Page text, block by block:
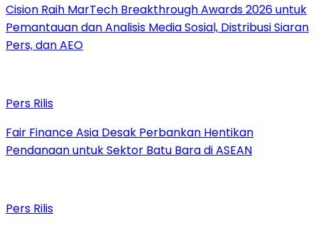
Cision Raih MarTech Breakthrough Awards 2026 untuk
Pemantauan dan Analisis Media Sosial, Distribusi Siaran
Pers, dan AEO
Pers Rilis
Fair Finance Asia Desak Perbankan Hentikan
Pendanaan untuk Sektor Batu Bara di ASEAN
Pers Rilis